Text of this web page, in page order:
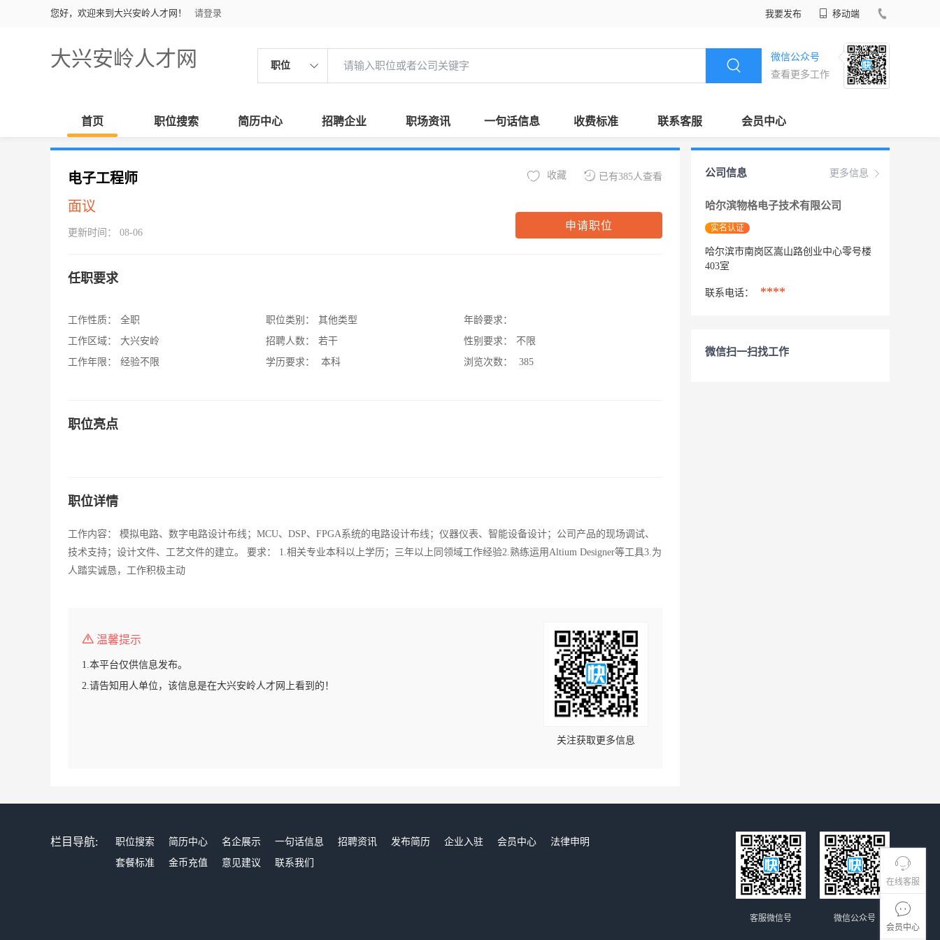
您好，欢迎来到大兴安岭人才网！ 请登录 我要发布 移动端
大兴安岭人才网 职位
微信公众号
查看更多工作
首页 职位搜索 简历中心 招聘企业 职场资讯 一句话信息 收费标准 联系客服 会员中心
在线客服
会员中心
电子工程师
面议
更新时间： 08-06
已有385人查看
收藏
申请职位
任职要求
工作性质：
全职
工作区域：
大兴安岭
工作年限：
经验不限
职位类别：
其他类型
招聘人数：
若干
学历要求：
本科
年龄要求：
性别要求：
不限
浏览次数：
385
职位亮点
职位详情
工作内容： 模拟电路、数字电路设计布线；MCU、DSP、FPGA系统的电路设计布线；仪器仪表、智能设备设计；公司产品的现场调试、
技术支持；设计文件、工艺文件的建立。 要求： 1.相关专业本科以上学历；三年以上同领域工作经验2.熟练运用Altium Designer等工具3.为
人踏实诚恳，工作积极主动
温馨提示
1.本平台仅供信息发布。
2.请告知用人单位，该信息是在大兴安岭人才网上看到的！
关注获取更多信息
更多信息
公司信息
哈尔滨物格电子技术有限公司
实名认证
哈尔滨市南岗区嵩山路创业中心零号楼
403室
联系电话： ****
微信扫一扫找工作
栏目导航: 职位搜索 简历中心 名企展示 一句话信息 招聘资讯 发布简历 企业入驻 会员中心
法律申明
套餐标准
金币充值 意见建议 联系我们
微信公众号
客服微信号